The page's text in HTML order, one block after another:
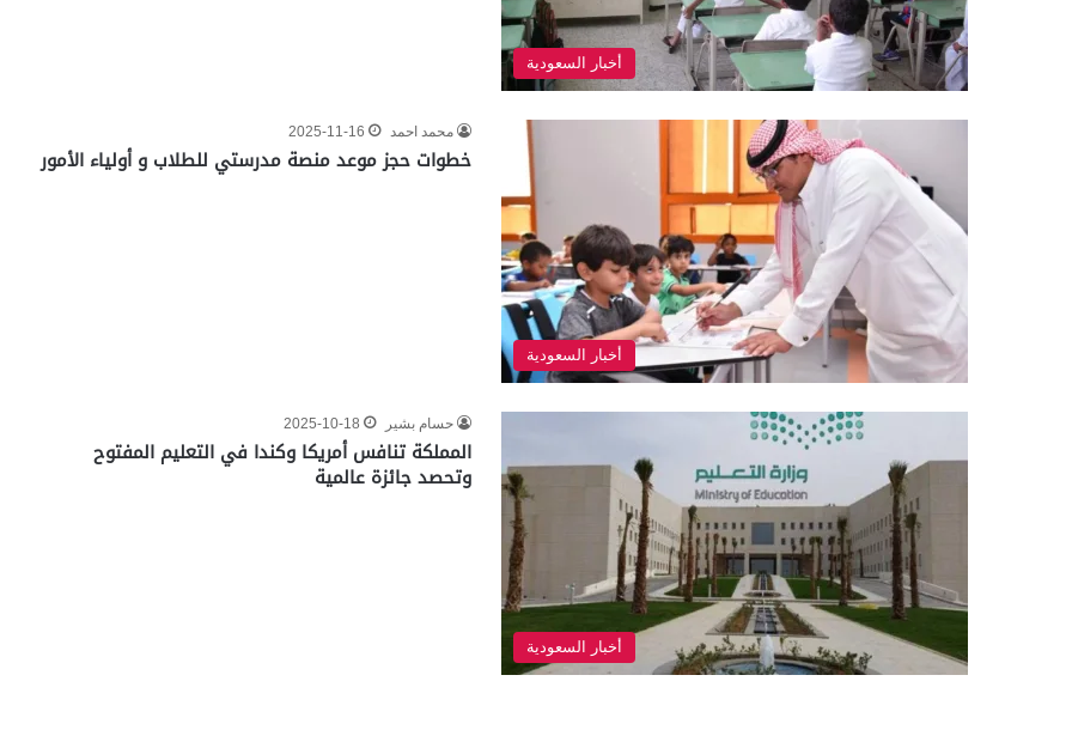
أخبار السعودية
أخبار السعودية
محمد احمد 2025-11-16
خطوات حجز موعد منصة مدرستي للطلاب و أولياء الأمور
أخبار السعودية
حسام بشير 2025-10-18
المملكة تنافس أمريكا وكندا في التعليم المفتوح
وتحصد جائزة عالمية